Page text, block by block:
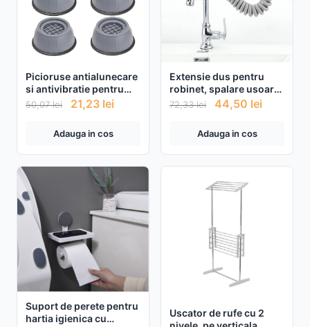
Picioruse antialunecare
si antivibratie pentru
masina de spalat, 4
50,07lei 21,23 lei
Adauga in cos
Extensie dus pentru
robinet, spalare usoara,
furtun flexibil
72,33lei 44,50 lei
Adauga in cos
Suport de perete pentru
hartia igienica cu
Uscator de rufe cu 2